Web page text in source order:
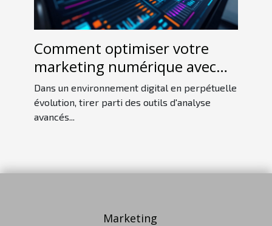
Comment optimiser votre
marketing numérique avec
des outils d'analyse avancés ?
Dans un environnement digital en perpétuelle
évolution, tirer parti des outils d'analyse
avancés...
Marketing